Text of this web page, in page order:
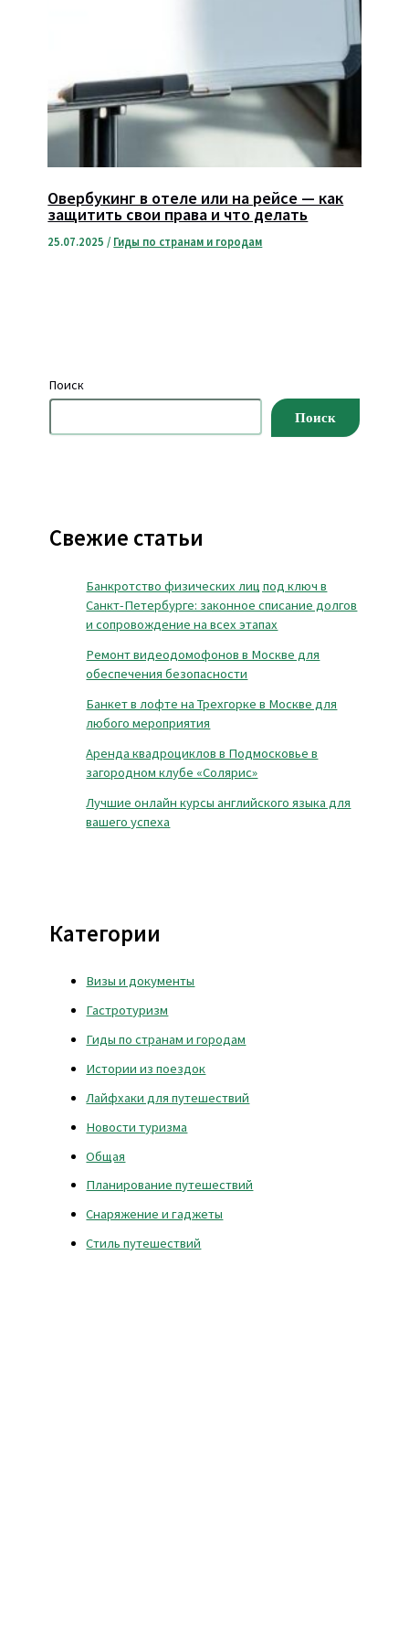
Овербукинг в отеле или на рейсе — как
защитить свои права и что делать
25.07.2025 / Гиды по странам и городам
Поиск
Поиск
Свежие статьи
Банкротство физических лиц под ключ в
Санкт-Петербурге: законное списание долгов
и сопровождение на всех этапах
Ремонт видеодомофонов в Москве для
обеспечения безопасности
Банкет в лофте на Трехгорке в Москве для
любого мероприятия
Аренда квадроциклов в Подмосковье в
загородном клубе «Солярис»
Лучшие онлайн курсы английского языка для
вашего успеха
Категории
Визы и документы
Гастротуризм
Гиды по странам и городам
Истории из поездок
Лайфхаки для путешествий
Новости туризма
Общая
Планирование путешествий
Снаряжение и гаджеты
Стиль путешествий